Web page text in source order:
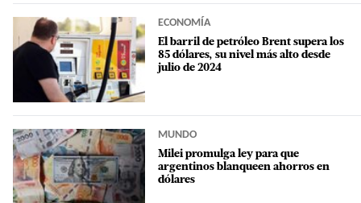
ECONOMÍA
El barril de petróleo Brent supera los
85 dólares, su nivel más alto desde
julio de 2024
MUNDO
Milei promulga ley para que
argentinos blanqueen ahorros en
dólares